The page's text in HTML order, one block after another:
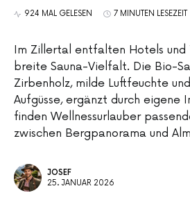
924 MAL GELESEN 7 MINUTEN LESEZEIT
Im Zillertal entfalten Hotels und
breite Sauna-Vielfalt. Die Bio-
Zirbenholz, milde Luftfeuchte
Aufgüsse, ergänzt durch eigene
finden Wellnessurlauber
zwischen Bergpanorama und
JOSEF
25. JANUAR 2026